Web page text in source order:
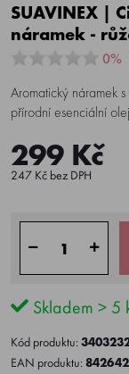
SUAVINEX |
náramek -
0%
Aromatický náramek
přírodní esenciální
299 Kč
247 Kč bez DPH
Skladem > 5
Kód produktu:
EAN produktu: